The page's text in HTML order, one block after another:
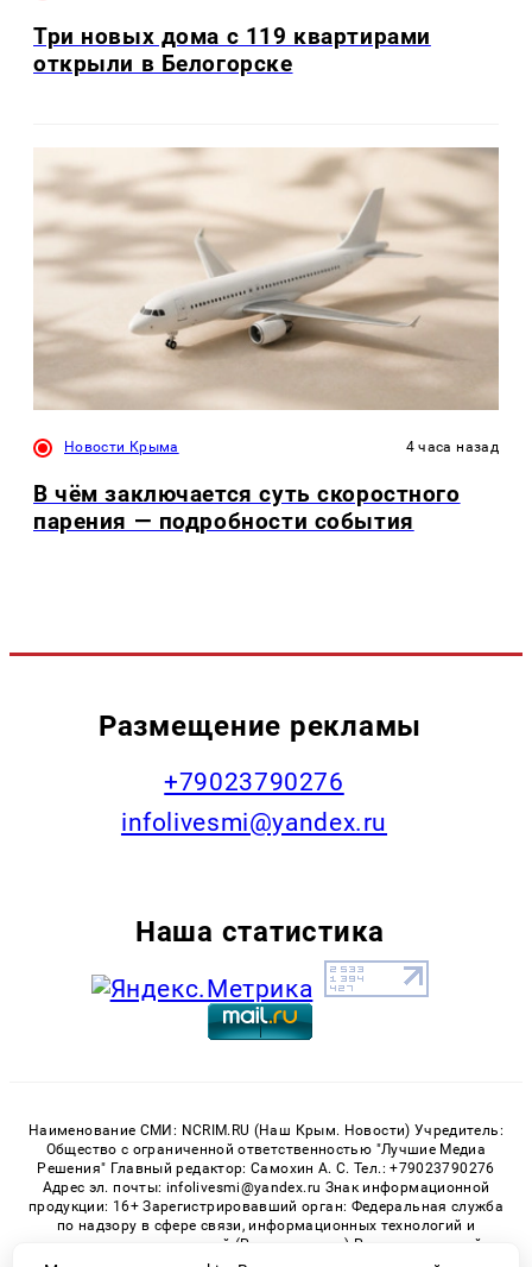
Три новых дома с 119 квартирами
открыли в Белогорске
Новости Крыма 4 часа назад
В чём заключается суть скоростного
парения — подробности события
Размещение рекламы
+79023790276
infolivesmi@yandex.ru
Наша статистика
Наименование СМИ: NCRIM.RU (Наш Крым. Новости) Учредитель:
Общество с ограниченной ответственностью "Лучшие Медиа
Решения" Главный редактор: Самохин А. С. Тел.: +79023790276
Адрес эл. почты: infolivesmi@yandex.ru Знак информационной
продукции: 16+ Зарегистрировавший орган: Федеральная служба
по надзору в сфере связи, информационных технологий и
массовых коммуникаций (Роскомнадзор) Регистрационный